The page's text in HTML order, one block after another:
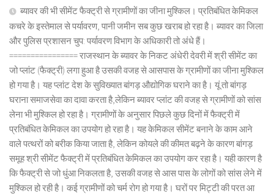
ब्यावर की भी सीमेंट फैक्ट्री से ग्रामीणों का जीना मुश्किल। प्रतिबंधित केमिकल
कचरे के इस्तेमाल से पर्यावरण, पानी जमीन सब कुछ खराब हो रहा है। ब्यावर का जिला
और पुलिस प्रशासन चुप: पर्यावरण विभाग के अधिकारी तो अंधे हैं।
================ राजस्थान के ब्यावर के निकट अंधेरी देवरी में श्री सीमेंट का
जो प्लांट (फैक्ट्री) लगा हुआ है उसकी वजह से आसपास के ग्रामीणों का जीना मुश्किल
हो गया है। यह प्लांट देश के सुविख्यात बांगड़ औद्योगिक घराने का है। यूं तो बांगड़
घराना समाजसेवा का दावा करता है,लेकिन ब्यावर प्लांट की वजह से ग्रामीणों को सांस
लेना भी मुश्किल हो रहा है। ग्रामीणों के अनुसार पिछले कुछ दिनों में फैक्ट्री में
प्रतिबंधित केमिकल का उपयोग हो रहा है। यह केमिकल सीमेंट बनाने के काम आने
वाले पत्थरों को बरीक किया जाता है, लेकिन कोयले की कीमत बढ़ने के कारण बांगड़
समूह श्री सीमेंट फैक्ट्री में प्रतिबंधित केमिकल का उपयोग कर रहा है। यही कारण है
कि फैक्ट्री से जो धुंआ निकलता है, उसकी वजह से आस पास के लोगों को सांस लेने में
मुश्किल हो रही है। कई ग्रामीणों को चर्म रोग हो गया है। घरों पर मिट्टी की परत आ